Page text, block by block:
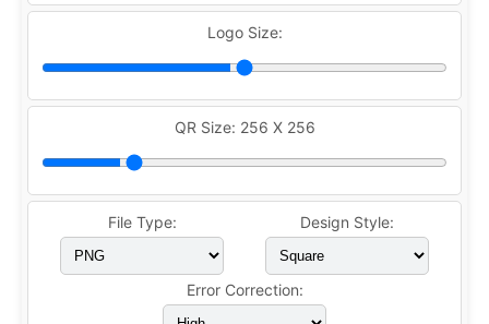
Logo Size:
QR Size: 256 X 256
File Type: Design Style:
Error Correction: